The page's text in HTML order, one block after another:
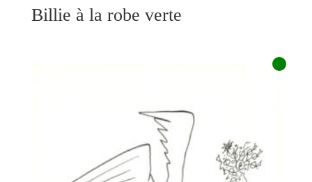
Billie à la robe verte